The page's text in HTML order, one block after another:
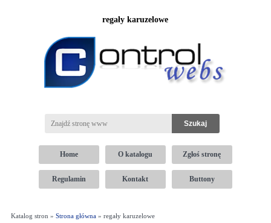
regały karuzelowe
Home O katalogu Zgłoś stronę
Regulamin Kontakt Buttony
Katalog stron » Strona główna» regały karuzelowe